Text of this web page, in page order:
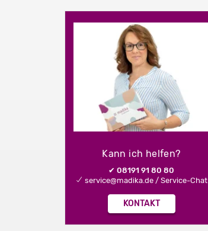
Kann ich helfen?
✔ 08191 91 80 80
✔ service@madika.de / Service-Chat
KONTAKT